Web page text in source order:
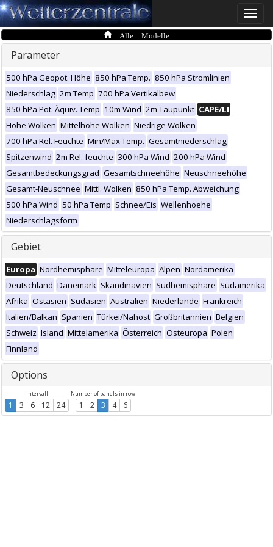
Toggle
Alle Modelle
Parameter
500 hPa Geopot. Höhe 850 hPa Temp. 850 hPa Stromlinien
Niederschlag 2m Temp 700 hPa Vertikalbew
850 hPa Pot. Äquiv. Temp 10m Wind 2m Taupunkt CAPE/LI
Hohe Wolken Mittelhohe Wolken Niedrige Wolken
700 hPa Rel. Feuchte Min/Max Temp. Gesamtniederschlag
Spitzenwind 2m Rel. feuchte 300 hPa Wind 200 hPa Wind
Gesamtbedeckungsgrad Gesamtschneehöhe Neuschneehöhe
Gesamt-Neuschnee Mittl. Wolken 850 hPa Temp. Abweichung
500 hPa Wind 50 hPa Temp Schnee/Eis Wellenhoehe
Niederschlagsform
Gebiet
Europa Nordhemisphäre Mitteleuropa Alpen Nordamerika
Deutschland Dänemark Skandinavien Südhemisphäre Südamerika
Afrika Ostasien Südasien Australien Niederlande Frankreich
Italien/Balkan Spanien Türkei/Nahost Großbritannien Belgien
Schweiz Island Mittelamerika Österreich Osteuropa Polen
Finnland
Options
Intervall
1 3 6 12 24
Number of panels in row
1 2 3 4 6